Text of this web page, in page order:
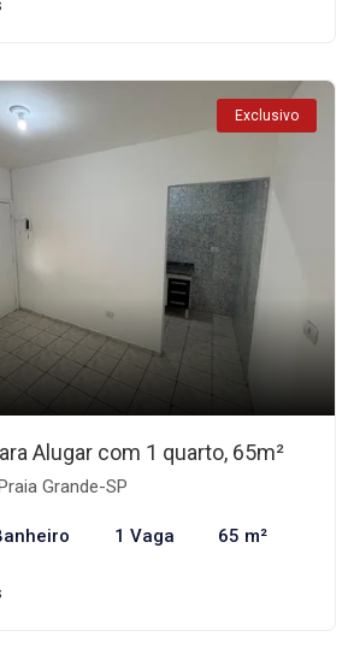
Exclusivo
Alugar com 1 quarto, 65m²
Grande-SP
1 Vaga 65 m²